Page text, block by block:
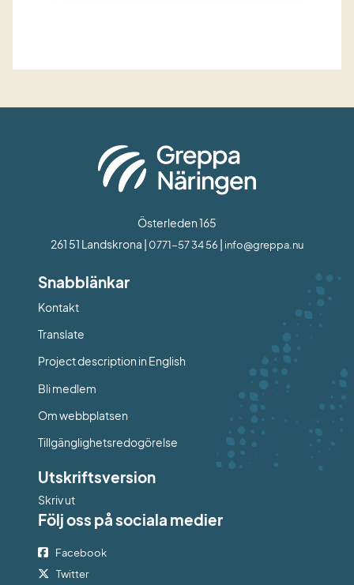
Österleden 165
261 51 Landskrona | 0771-57 34 56 | info@greppa.nu
Snabblänkar
Kontakt
Translate
Project description in English
Bli medlem
Om webbplatsen
Tillgänglighetsredogörelse
Utskriftsversion
Skriv ut
Följ oss på sociala medier
Facebook
Twitter